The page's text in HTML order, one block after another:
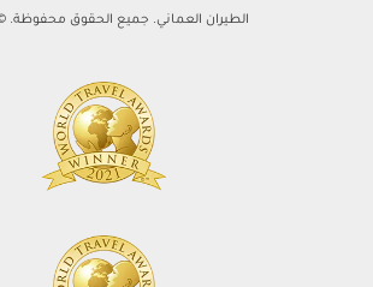
الطيران العماني. جميع الحقوق محفوظة. ©